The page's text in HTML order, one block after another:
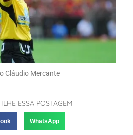
Cláudio Mercante
ESSA POSTAGEM
WhatsApp